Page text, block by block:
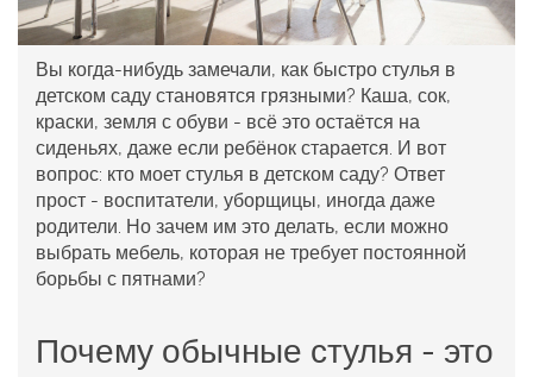
Вы когда-нибудь замечали, как быстро стулья в
детском саду становятся грязными? Каша, сок,
краски, земля с обуви - всё это остаётся на
сиденьях, даже если ребёнок старается. И вот
вопрос: кто моет стулья в детском саду? Ответ
прост - воспитатели, уборщицы, иногда даже
родители. Но зачем им это делать, если можно
выбрать мебель, которая не требует постоянной
борьбы с пятнами?
Почему обычные стулья - это